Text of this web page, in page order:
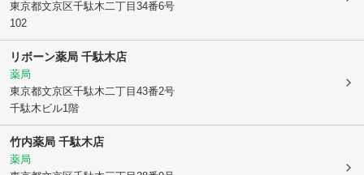
東京都文京区千駄木二丁目34番6号
102
リボーン薬局 千駄木店
薬局
東京都文京区千駄木二丁目43番2号
千駄木ビル1階
竹内薬局 千駄木店
薬局